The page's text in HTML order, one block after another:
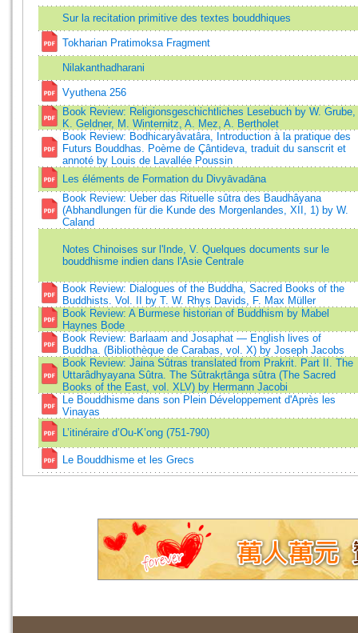
Sur la recitation primitive des textes bouddhiques
Tokharian Pratimoksa Fragment
Nilakanthadharani
Vyuthena 256
Book Review: Religionsgeschichtliches Lesebuch by W. Grube,
K. Geldner, M. Winternitz, A. Mez, A. Bertholet
Book Review: Bodhicaryâvatâra, Introduction à la pratique des
Futurs Bouddhas. Poème de Çântideva, traduit du sanscrit et
annoté by Louis de Lavallée Poussin
Les éléments de Formation du Divyāvadāna
Book Review: Ueber das Rituelle sûtra des Baudhâyana
(Abhandlungen für die Kunde des Morgenlandes, XII, 1) by W.
Caland
Notes Chinoises sur l'Inde, V. Quelques documents sur le
bouddhisme indien dans l'Asie Centrale
Book Review: Dialogues of the Buddha, Sacred Books of the
Buddhists. Vol. II by T. W. Rhys Davids, F. Max Müller
Book Review: A Burmese historian of Buddhism by Mabel
Haynes Bode
Book Review: Barlaam and Josaphat — English lives of
Buddha. (Bibliothèque de Carabas, vol. X) by Joseph Jacobs
Book Review: Jaina Sûtras translated from Prakrit. Part II. The
Uttarâdhyayana Sûtra. The Sûtrakṛtânga sûtra (The Sacred
Books of the East, vol. XLV) by Hermann Jacobi
Le Bouddhisme dans son Plein Développement d'Après les
Vinayas
L’itinéraire d’Ou-K’ong (751-790)
Le Bouddhisme et les Grecs